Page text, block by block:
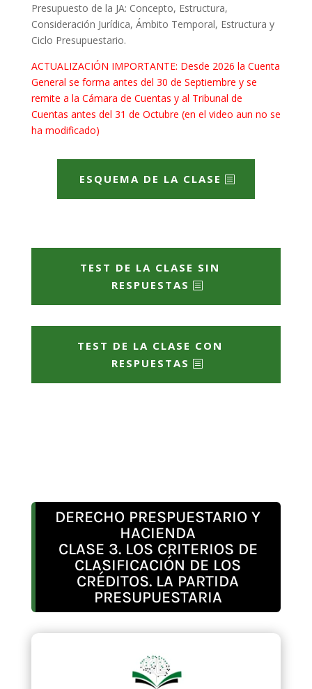
Presupuesto de la JA: Concepto, Estructura,
Consideración Jurídica, Ámbito Temporal, Estructura y
Ciclo Presupuestario.
ACTUALIZACIÓN IMPORTANTE: Desde 2026 la Cuenta
General se forma antes del 30 de Septiembre y se
remite a la Cámara de Cuentas y al Tribunal de
Cuentas antes del 31 de Octubre (en el video aun no se
ha modificado)
ESQUEMA DE LA CLASE
TEST DE LA CLASE SIN
RESPUESTAS
TEST DE LA CLASE CON
RESPUESTAS
DERECHO PRESPUESTARIO Y
HACIENDA
CLASE 3. LOS CRITERIOS DE
CLASIFICACIÓN DE LOS
CRÉDITOS. LA PARTIDA
PRESUPUESTARIA